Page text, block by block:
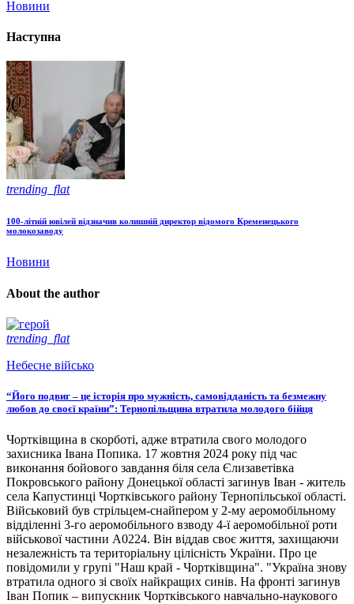
Новини
Наступна
trending_flat
100-літній ювілей відзначив колишній директор відомого Кременецького
молокозаводу
Новини
About the author
trending_flat
Небесне військо
“Його подвиг – це історія про мужність, самовідданість та безмежну
любов до своєї країни”: Тернопільщина втратила молодого бійця
Чортківщина в скорботі, адже втратила свого молодого
захисника Івана Попика. 17 жовтня 2024 року під час
виконання бойового завдання біля села Єлизаветівка
Покровського району Донецької області загинув Іван - житель
села Капустинці Чортківського району Тернопільської області.
Військовий був стрільцем-снайпером у 2-му аеромобільному
відділенні 3-го аеромобільного взводу 4-ї аеромобільної роти
військової частини А0224. Він віддав своє життя, захищаючи
незалежність та територіальну цілісність України. Про це
повідомили у групі "Наш край - Чортківщина". "Україна знову
втратила одного зі своїх найкращих синів. На фронті загинув
Іван Попик – випускник Чортківського навчально-наукового